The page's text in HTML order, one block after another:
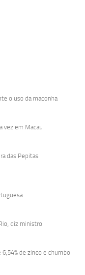
o uso da maconha
vez em Macau
das Pepitas
diz ministro
de zinco e chumbo